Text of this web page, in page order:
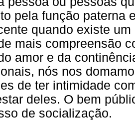
pela função paterna
quando existe
mais compreensão
amor e da
nós nos
de ter intimidade
deles. O bem
de socialização.